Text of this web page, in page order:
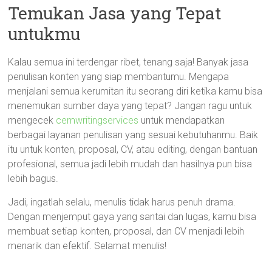
Temukan Jasa yang Tepat
untukmu
Kalau semua ini terdengar ribet, tenang saja! Banyak jasa
penulisan konten yang siap membantumu. Mengapa
menjalani semua kerumitan itu seorang diri ketika kamu bisa
menemukan sumber daya yang tepat? Jangan ragu untuk
mengecek cemwritingservices untuk mendapatkan
berbagai layanan penulisan yang sesuai kebutuhanmu. Baik
itu untuk konten, proposal, CV, atau editing, dengan bantuan
profesional, semua jadi lebih mudah dan hasilnya pun bisa
lebih bagus.
Jadi, ingatlah selalu, menulis tidak harus penuh drama.
Dengan menjemput gaya yang santai dan lugas, kamu bisa
membuat setiap konten, proposal, dan CV menjadi lebih
menarik dan efektif. Selamat menulis!